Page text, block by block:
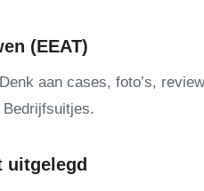
(EEAT)
aan cases, foto’s,
uitgelegd